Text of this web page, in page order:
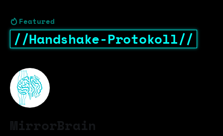
Featured
//Handshake-Protokoll//
MirrorBrain